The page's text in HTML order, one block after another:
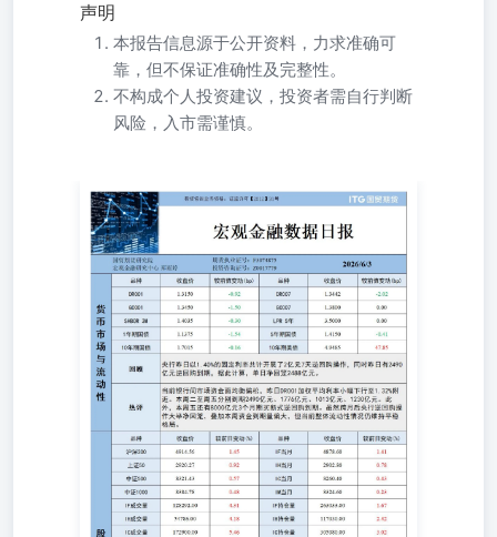
声明
本报告信息源于公开资料，力求准确可
靠，但不保证准确性及完整性。
不构成个人投资建议，投资者需自行判断
风险，入市需谨慎。